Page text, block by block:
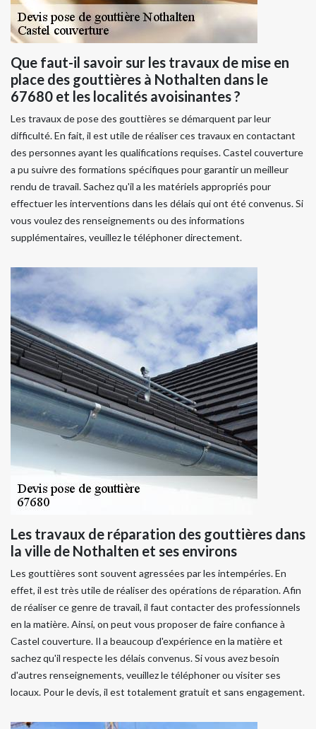
Que faut-il savoir sur les travaux de mise en
place des gouttières à Nothalten dans le
67680 et les localités avoisinantes ?
Les travaux de pose des gouttières se démarquent par leur
difficulté. En fait, il est utile de réaliser ces travaux en contactant
des personnes ayant les qualifications requises. Castel couverture
a pu suivre des formations spécifiques pour garantir un meilleur
rendu de travail. Sachez qu'il a les matériels appropriés pour
effectuer les interventions dans les délais qui ont été convenus. Si
vous voulez des renseignements ou des informations
supplémentaires, veuillez le téléphoner directement.
Les travaux de réparation des gouttières dans
la ville de Nothalten et ses environs
Les gouttières sont souvent agressées par les intempéries. En
effet, il est très utile de réaliser des opérations de réparation. Afin
de réaliser ce genre de travail, il faut contacter des professionnels
en la matière. Ainsi, on peut vous proposer de faire confiance à
Castel couverture. Il a beaucoup d'expérience en la matière et
sachez qu'il respecte les délais convenus. Si vous avez besoin
d'autres renseignements, veuillez le téléphoner ou visiter ses
locaux. Pour le devis, il est totalement gratuit et sans engagement.